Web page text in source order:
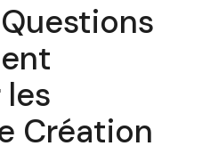
les
Création